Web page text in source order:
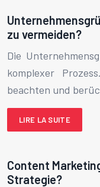
zu vermeiden?
Die
komplexer
beachten und
LIRE LA SUITE
Content
Strategie?